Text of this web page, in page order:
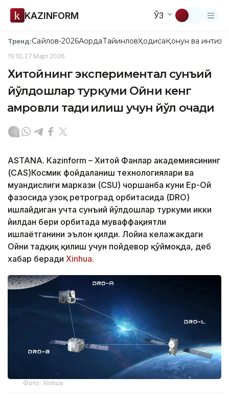
KAZINFORM ЎЗ
Тренд:Сайлов-2026АқордаТайинловҲодисаҚонун ва
19:10, 27 Март 2026
Хитойнинг экспериментал сунъий
йўлдошлар туркуми Ойни кенг
қамровли тадқиқ қилиш учун йўл очади
ASTANА. Кazinform – Хитой Фанлар академиясининг
(CAS)Космик фойдаланиш технологиялари ва
муҳандислиги маркази (CSU) чоршанба куни Ер-Ой
фазосида узоқ ретроград орбитасида (DRO)
ишлайдиган учта сунъий йўлдошлар туркуми икки
йилдан бери орбитада муваффақиятли
ишлаётганини эълон қилди. Лойиҳа келажакдаги
Ойни тадқиқ қилиш учун пойдевор қўймоқда, деб
хабар беради Xinhua.
Фото: Xinhua